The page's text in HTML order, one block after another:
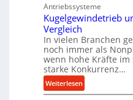
r
f
o
r
m
a
n
c
Antriebssysteme
Kugelgewindetrieb
Vergleich
In vielen Branchen
noch immer als
wenn hohe Kräfte im
starke Konkurrenz…
Weiterlesen:
K